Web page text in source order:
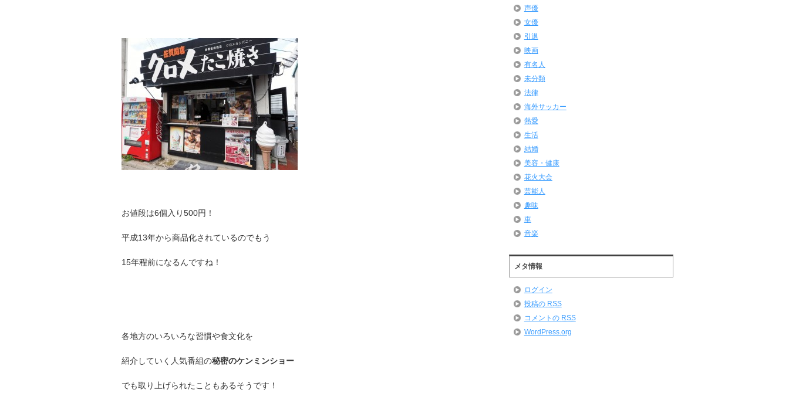
お値段は6個入り500円！
平成13年から商品化されているのでもう
15年程前になるんですね！
各地方のいろいろな習慣や食文化を
紹介していく人気番組の秘密のケンミンショー
でも取り上げられたこともあるそうです！
声優
女優
引退
映画
有名人
未分類
法律
海外サッカー
熱愛
生活
結婚
美容・健康
花火大会
芸能人
趣味
車
音楽
メタ情報
ログイン
投稿の RSS
コメントの RSS
WordPress.org